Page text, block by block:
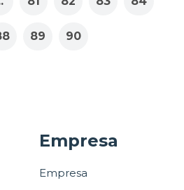
89 90
Empresa
Empresa